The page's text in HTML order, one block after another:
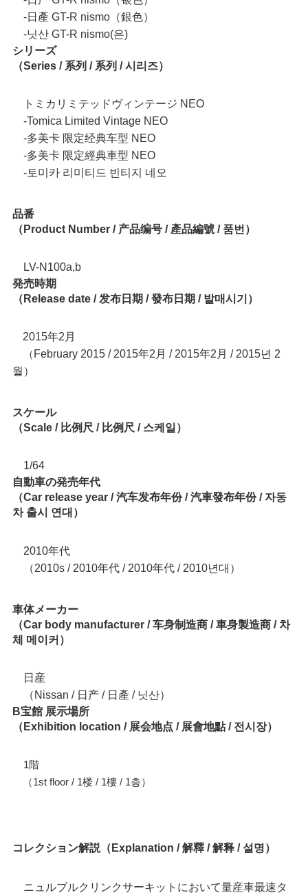
‐日產 GT-R nismo（銀色）
‐닛산 GT-R nismo(은)
シリーズ
（Series / 系列 / 系列 / 시리즈）
トミカリミテッドヴィンテージ NEO
‐Tomica Limited Vintage NEO
‐多美卡 限定经典车型 NEO
‐多美卡 限定經典車型 NEO
‐토미카 리미티드 빈티지 네오
品番
（Product Number / 产品编号 / 產品編號 / 품번）
LV-N100a,b
発売時期
（Release date / 发布日期 / 發布日期 / 발매시기）
2015年2月
（ February 2015 / 2015年2月 / 2015年2月 / 2015년 2
월）
スケール
（Scale / 比例尺 / 比例尺 / 스케일）
1/64
自動車の発売年代
（Car release year / 汽车发布年份 / 汽車發布年份 / 자동
차 출시 연대）
2010年代
（2010s / 2010年代 / 2010年代 / 2010년대）
車体メーカー
（Car body manufacturer / 车身制造商 / 車身製造商 / 차
체 메이커）
日産
（Nissan / 日产 / 日產 / 닛산）
B宝館 展示場所
（Exhibition location / 展会地点 / 展會地點 / 전시장）
1階
（1st floor / 1楼 / 1樓 / 1층）
コレクション解説（Explanation / 解釋 / 解释 / 설명）
ニュルブルクリンクサーキットにおいて量産車最速タ